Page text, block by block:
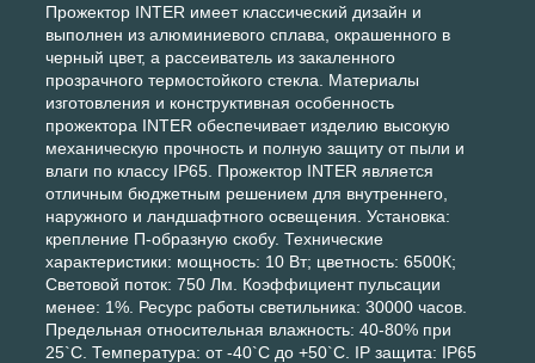
Прожектор INTER имеет классический дизайн и
выполнен из алюминиевого сплава, окрашенного в
черный цвет, а рассеиватель из закаленного
прозрачного термостойкого стекла. Материалы
изготовления и конструктивная особенность
прожектора INTER обеспечивает изделию высокую
механическую прочность и полную защиту от пыли и
влаги по классу IP65. Прожектор INTER является
отличным бюджетным решением для внутреннего,
наружного и ландшафтного освещения. Установка:
крепление П-образную скобу. Технические
характеристики: мощность: 10 Вт; цветность: 6500К;
Световой поток: 750 Лм. Коэффициент пульсации
менее: 1%. Ресурс работы светильника: 30000 часов.
Предельная относительная влажность: 40-80% при
25`С. Температура: от -40`С до +50`С. IP защита: IP65